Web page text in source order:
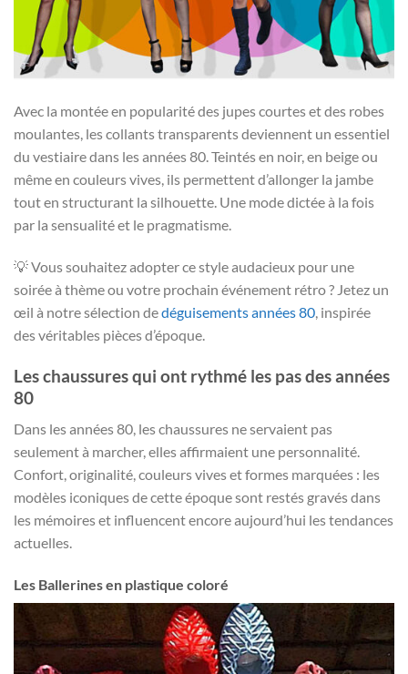
Avec la montée en popularité des jupes courtes et des robes
moulantes, les collants transparents deviennent un essentiel
du vestiaire dans les années 80. Teintés en noir, en beige ou
même en couleurs vives, ils permettent d’allonger la jambe
tout en structurant la silhouette. Une mode dictée à la fois
par la sensualité et le pragmatisme.
💡 Vous souhaitez adopter ce style audacieux pour une
soirée à thème ou votre prochain événement rétro ? Jetez un
œil à notre sélection dedéguisements années 80, inspirée
des véritables pièces d’époque.
Les chaussures qui ont rythmé les pas des années
80
Dans les années 80, les chaussures ne servaient pas
seulement à marcher, elles affirmaient une personnalité.
Confort, originalité, couleurs vives et formes marquées : les
modèles iconiques de cette époque sont restés gravés dans
les mémoires et influencent encore aujourd’hui les tendances
actuelles.
Les Ballerines en plastique coloré